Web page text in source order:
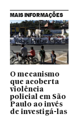
MAIS INFORMAÇÕES
O mecanismo
que acoberta
violência
policial em São
Paulo ao invés
de investigá-las